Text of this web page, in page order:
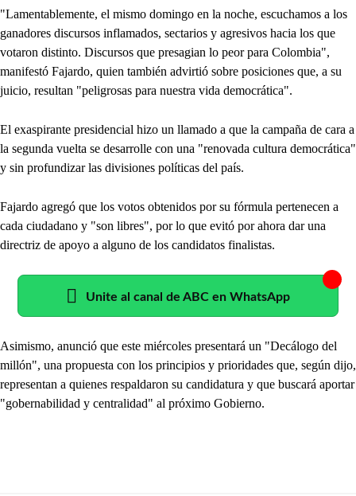
"Lamentablemente, el mismo domingo en la noche, escuchamos a los
ganadores discursos inflamados, sectarios y agresivos hacia los que
votaron distinto. Discursos que presagian lo peor para Colombia",
manifestó Fajardo, quien también advirtió sobre posiciones que, a su
juicio, resultan "peligrosas para nuestra vida democrática".
El exaspirante presidencial hizo un llamado a que la campaña de cara a
la segunda vuelta se desarrolle con una "renovada cultura democrática"
y sin profundizar las divisiones políticas del país.
Fajardo agregó que los votos obtenidos por su fórmula pertenecen a
cada ciudadano y "son libres", por lo que evitó por ahora dar una
directriz de apoyo a alguno de los candidatos finalistas.
Unite al canal de ABC en WhatsApp
Asimismo, anunció que este miércoles presentará un "Decálogo del
millón", una propuesta con los principios y prioridades que, según dijo,
representan a quienes respaldaron su candidatura y que buscará aportar
"gobernabilidad y centralidad" al próximo Gobierno.